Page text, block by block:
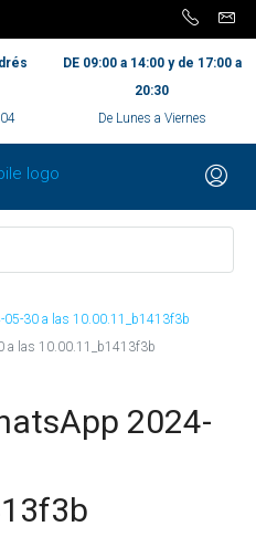
DE 09:00 a 14:00 y de 17:00 a
20:30
De Lunes a Viernes
05-30 a las 10.00.11_b1413f3b
a las 10.00.11_b1413f3b
2024-